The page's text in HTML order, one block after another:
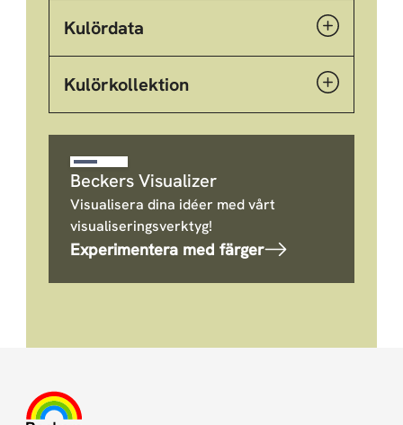
Kulördata
Kulörkollektion
Beckers Visualizer
Visualisera dina idéer med vårt
visualiseringsverktyg!
Experimentera med färger